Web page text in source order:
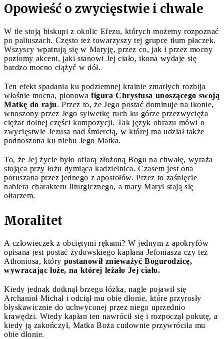
Opowieść o zwycięstwie i chwale
W tle stoją biskupi z okolic Efezu, których możemy rozpoznać
po paliuszach. Często też towarzyszy tej grupce tłum płaczek.
Wszyscy wpatrują się w Maryję, przez co, jak i przez mocny
poziomy akcent, jaki stanowi Jej ciało, ikona wydaje się
bardzo mocno ciążyć w dół.
Ten efekt spadania ku podziemnej krainie zmarłych rozbija
właśnie mocna, pionowa figura Chrystusa unoszącego swoją
Matkę do raju. Przez to, że Jego postać dominuje na ikonie,
wnoszony przez Jego sylwetkę ruch ku górze przezwycięża
ciężar dolnej części kompozycji. Tak język obrazu mówi o
zwycięstwie Jezusa nad śmiercią, w której ma udział także
podnoszona ku niebu Jego Matka.
To, że Jej życie było ofiarą złożoną Bogu na chwałę, wyraża
stojąca przy łożu dymiąca kadzielnica. Czasem jest ona
poruszana przez jednego z apostołów. Przez to zaśnięcie
nabiera charakteru liturgicznego, a mary Maryi stają się
ołtarzem.
Moralitet
A człowieczek z obciętymi rękami? W jednym z apokryfów
opisana jest postać żydowskiego kapłana Jefoniasza czy też
Athoniosa, który postanowił znieważyć Bogurodzicę,
wywracając łoże, na której leżało Jej ciało.
Kiedy jednak dotknął brzegu łóżka, nagle pojawił się
Archanioł Michał i odciął mu obie dłonie, które przyrosły
błyskawicznie do uchwyconej przez niego uprzednio
krawędzi. Wtedy kapłan ten nawrócił się i rozpoczął pokutę, a
kiedy ją zakończył, Matka Boża cudownie przywróciła mu
obie dłonie.